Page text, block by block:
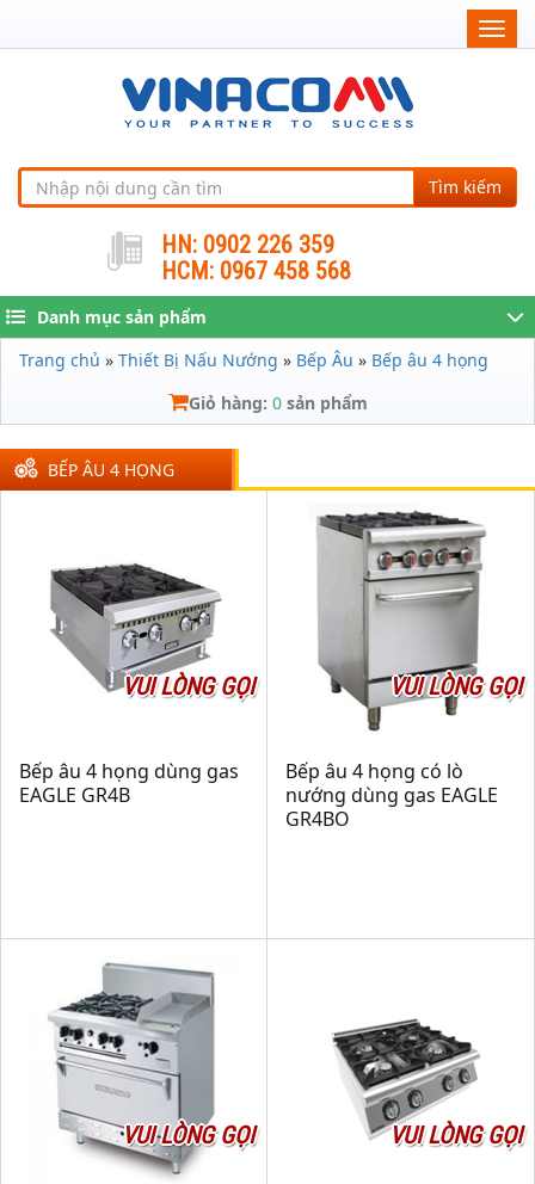
Tìm kiếm
HN: 0902 226 359
HCM: 0967 458 568
Danh mục sản phẩm
Trang chủ » Thiết Bị Nấu Nướng » Bếp Âu » Bếp âu 4 họng
Giỏ hàng: 0sản phẩm
BẾP ÂU 4 HỌNG
VUI LÒNG GỌI
Bếp âu 4 họng dùng gas
EAGLE GR4B
VUI LÒNG GỌI
Bếp âu 4 họng có lò
nướng dùng gas EAGLE
GR4BO
VUI LÒNG GỌI VUI LÒNG GỌI